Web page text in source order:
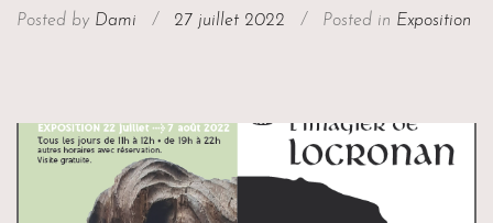
Posted by Dami / 27 juillet 2022 / Posted in Exposition